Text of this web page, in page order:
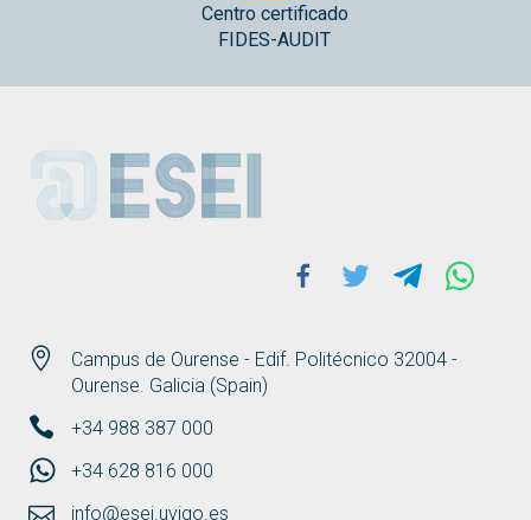
Centro certificado
FIDES-AUDIT
ESEI
Campus de Ourense - Edif. Politécnico 32004 -
Ourense. Galicia (Spain)
+34 988 387 000
+34 628 816 000
info@esei.uvigo.es
Facebook
Twitter Telegram